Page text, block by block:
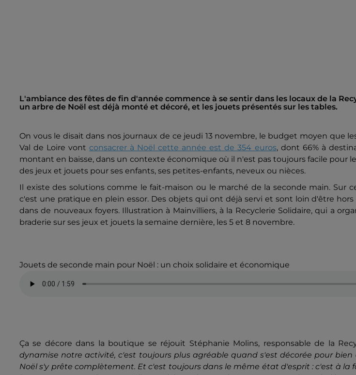
L'ambiance des fêtes de fin d'année commence à se sentir dans les locaux de la
un arbre de Noël est déjà monté et décoré, et les jouets présentés sur les tables.
On vous le disait dans nos journaux de ce jeudi 13 novembre, le budget moyen que
Val de Loire vont consacrer à Noël cette année est de 354 euros, dont 66% à
montant en baisse, dans un contexte économique où il n'est pas toujours facile pour
des jeux et jouets pour ses enfants, ses petites-enfants, neveux ou nièces.
Il existe des solutions comme le fait-maison ou le marché de la seconde main. Sur
c'est une pratique en plein essor. Des objets qui ont déjà servi et sont loin d'être
dans de nouveaux foyers. Illustration à Mainvilliers, à la Recyclerie Solidaire, qui a
braderie sur ses jeux et jouets la semaine dernière, les 5 et 8 novembre.
Jouets de seconde main pour Noël : un choix solidaire et économique
Ça se décore dans la boutique se réjouit Stéphanie Molins, responsable de la
dynamise notre activité, c'est toujours plus agréable quand s'est décorée pour bien
Noël s'y prête complètement. Et c'est toujours dans le même état d'esprit : c'est à la